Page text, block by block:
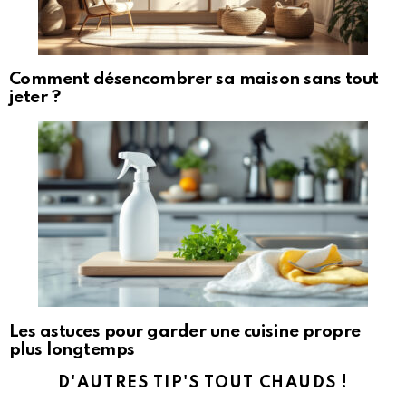
Comment désencombrer sa maison sans tout
jeter ?
Les astuces pour garder une cuisine propre
plus longtemps
D'AUTRES TIP'S TOUT CHAUDS !